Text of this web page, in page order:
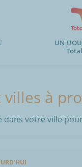
UN
villes à
votre ville